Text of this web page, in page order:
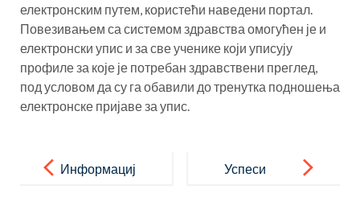
електронским путем, користећи наведени портал.
Повезивањем са системом здравства омогућен је и
електронски упис и за све ученике који уписују
профиле за које је потребан здравствени преглед,
под условом да су га обавили до тренутка подношења
електронске пријаве за упис.
navigationИнформациј
Успеси